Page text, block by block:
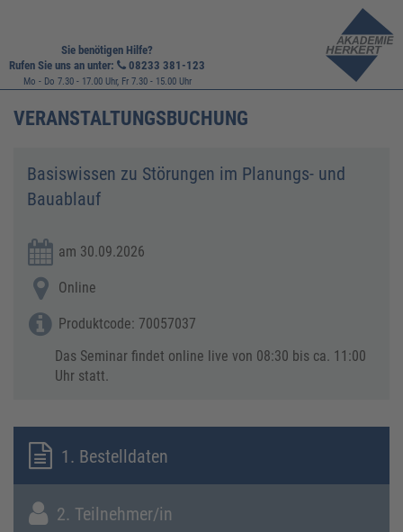
Sie benötigen Hilfe?
Rufen Sie uns an unter:
08233 381-123
Mo - Do 7.30 - 17.00 Uhr, Fr 7.30 - 15.00 Uhr
VERANSTALTUNGSBUCHUNG
Basiswissen zu Störungen im Planungs- und
Bauablauf
am 30.09.2026
Online
Produktcode: 70057037
Das Seminar findet online live von 08:30 bis ca. 11:00
Uhr statt.
1. Bestelldaten
2. Teilnehmer/in